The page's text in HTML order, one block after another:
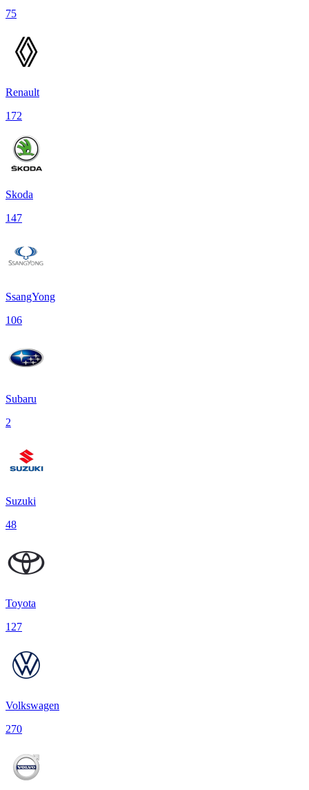
75
Renault
172
Skoda
147
SsangYong
106
Subaru
2
Suzuki
48
Toyota
127
Volkswagen
270